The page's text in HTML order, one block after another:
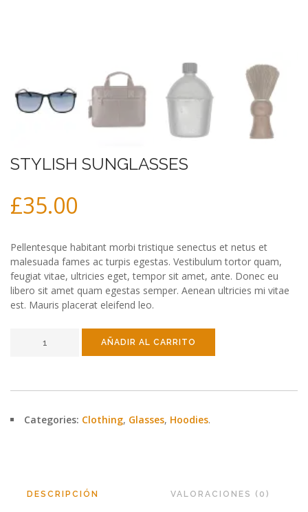
STYLISH SUNGLASSES
£35.00
Pellentesque habitant morbi tristique senectus et netus et
malesuada fames ac turpis egestas. Vestibulum tortor quam,
feugiat vitae, ultricies eget, tempor sit amet, ante. Donec eu
libero sit amet quam egestas semper. Aenean ultricies mi vitae
est. Mauris placerat eleifend leo.
AÑADIR AL CARRITO
Categories: Clothing, Glasses, Hoodies.
DESCRIPCIÓN VALORACIONES (0)